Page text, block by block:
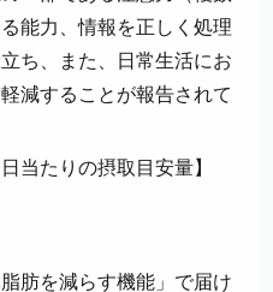
能力、情報を正しく処理
ち、また、日常生活にお
減することが報告されて
当たりの摂取目安量】
肪を減らす機能」で届け